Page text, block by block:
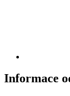
Informace